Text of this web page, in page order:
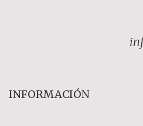
INFORMACIÓN